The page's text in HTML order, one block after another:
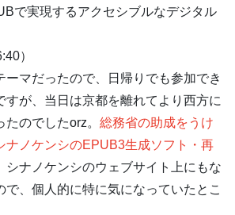
実現するアクセシブルなデジタル
）
マだったので、日帰りでも参加でき
すが、当日は京都を離れてより西方に
のでしたorz。 総務省の助成をうけ
ナノケンシのEPUB3生成ソフト・再
シナノケンシのウェブサイト上にもな
で、個人的に特に気になっていたとこ